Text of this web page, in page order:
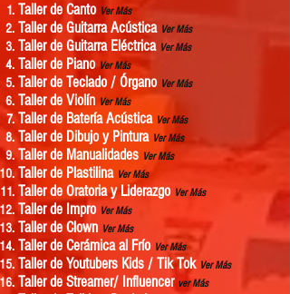
Taller de Canto Ver Más
Taller de Guitarra Acústica Ver Más
Taller de Guitarra Eléctrica Ver Más
Taller de Piano Ver Más
Taller de Teclado / Órgano Ver Más
Taller de Violín Ver Más
Taller de Batería Acústica Ver Más
Taller de Dibujo y Pintura Ver Más
Taller de Manualidades Ver Más
Taller de Plastilina Ver Más
Taller de Oratoria y Liderazgo Ver Más
Taller de Impro Ver Más
Taller de Clown Ver Más
Taller de Cerámica al Frío Ver Más
Taller de Youtubers Kids / Tik Tok Ver Más
Taller de Streamer/ Influencer ver Más